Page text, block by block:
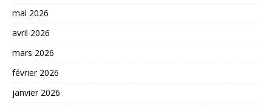
mai 2026
avril 2026
mars 2026
février 2026
janvier 2026